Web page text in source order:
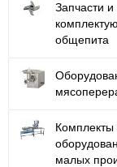
Запчасти и
общепита
Комплекты
малых